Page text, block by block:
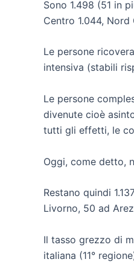
Sono 1.498 (51 in
Centro 1.044, Nord
Le persone
intensiva (stabili
Le persone
divenute cioè
tutti gli effetti, le
Oggi, come detto,
Restano quindi
Livorno, 50 ad
Il tasso grezzo di
italiana (11°